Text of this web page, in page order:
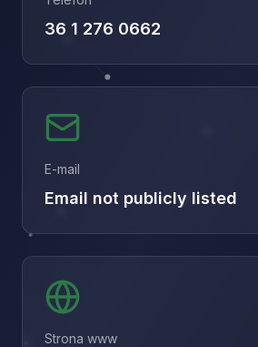
36 1 276 0662
E-mail
Email not publicly listed
Strona www